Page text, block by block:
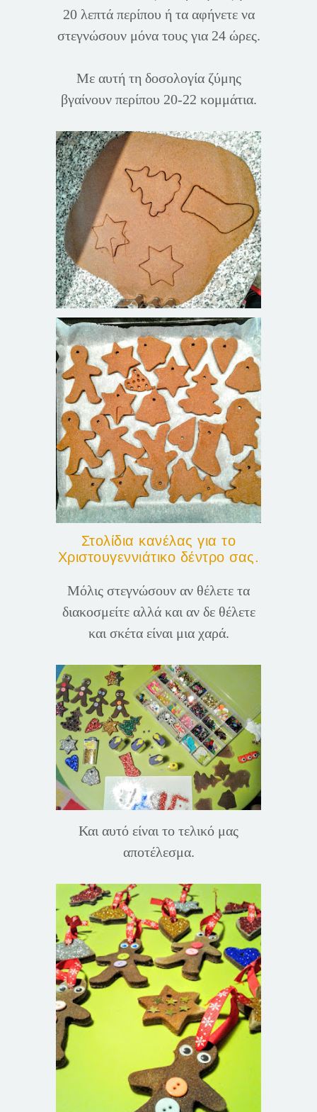
20 λεπτά περίπου ή τα αφήνετε να
στεγνώσουν μόνα τους για 24 ώρες.
Με αυτή τη δοσολογία ζύμης
βγαίνουν περίπου 20-22 κομμάτια.
Στολίδια κανέλας για το
Χριστουγεννιάτικο δέντρο σας.
Μόλις στεγνώσουν αν θέλετε τα
διακοσμείτε αλλά και αν δε θέλετε
και σκέτα είναι μια χαρά.
Και αυτό είναι το τελικό μας
αποτέλεσμα.